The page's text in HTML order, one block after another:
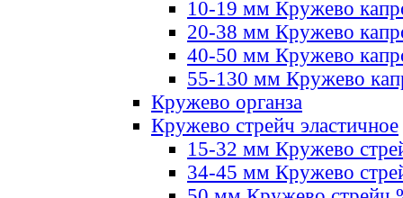
10-19 мм Кружево
20-38 мм Кружево
40-50 мм Кружево
55-130 мм Кружево
Кружево органза
Кружево стрейч эластичное
15-32 мм Кружево
34-45 мм Кружево